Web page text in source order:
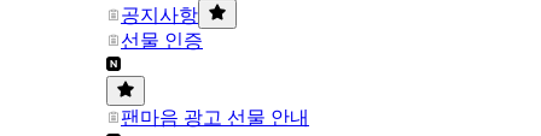
공지사항
선물 인증
팬마음 광고 선물 안내